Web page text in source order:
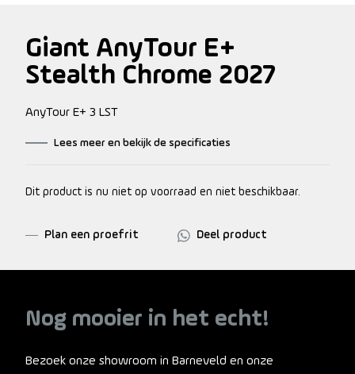
Giant AnyTour E+
Stealth Chrome 2027
AnyTour E+ 3 LST
Lees meer en bekijk de specificaties
Dit product is nu niet op voorraad en niet beschikbaar.
Plan een proefrit Deel product
Nog mooier in het echt!
Bezoek onze showroom in Barneveld en onze